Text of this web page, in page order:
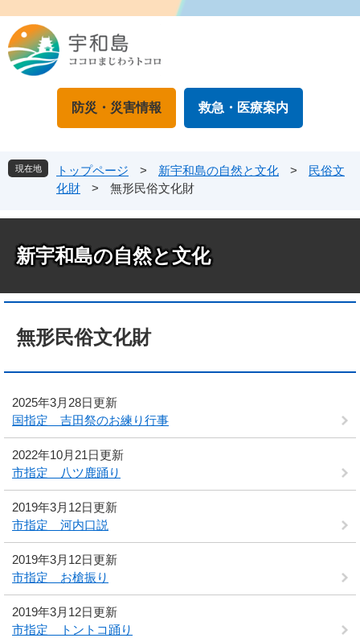
ジ
の
ュ
ー
本
文
防災・災害情報 救急・医療案内
現在地 トップページ > 新宇和島の自然と文化 >
民俗文
化財
> 無形民俗文化財
新宇和島の自然と文化
無形民俗文化財
2025年3月28日更新
国指定 吉田祭のお練り行事
2022年10月21日更新
市指定 八ツ鹿踊り
2019年3月12日更新
市指定 河内口説
2019年3月12日更新
市指定 お槍振り
2019年3月12日更新
市指定 トントコ踊り